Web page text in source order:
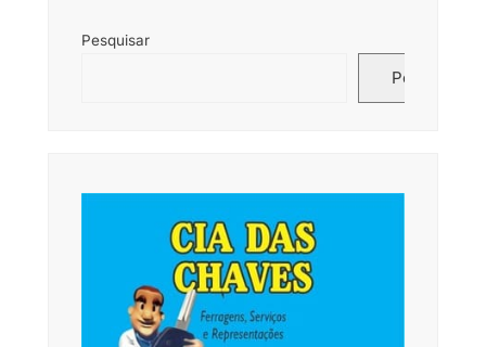
Pesquisar
Pesquisar